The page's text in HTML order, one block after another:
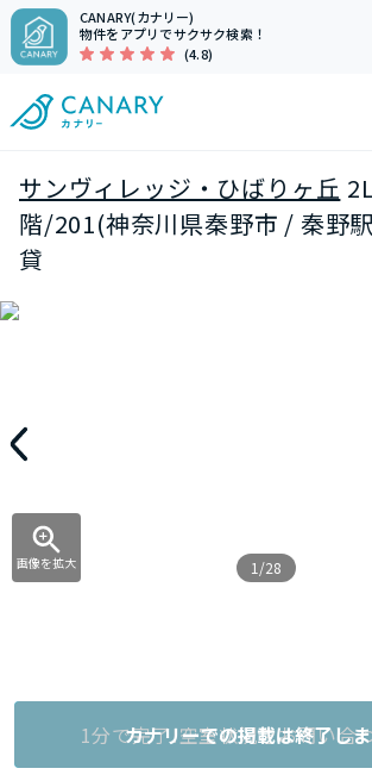
CANARY(カナリー)
物件をアプリでサクサク検索！
(4.8)
サンヴィレッジ・ひばりヶ丘
階/201(神奈川県秦野市 / 秦野
貸
画像を拡大 1/28
1分で完了!空室状況をお問い合
カナリーでの掲載は終了し